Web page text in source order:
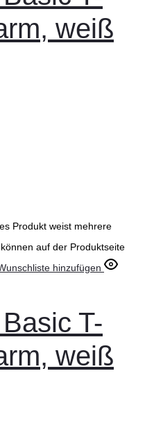
weiß
Produkt weist mehrere
auf der Produktseite
hinzufügen
T-
weiß